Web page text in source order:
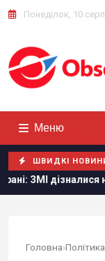
Понеділок, 10
Меню
ШВИДКІ
дані про
Головна›Політика